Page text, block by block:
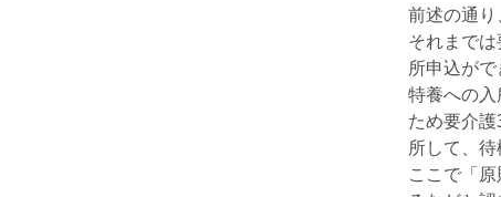
前述の通
それまで
所申込がで
特養への
ため要介
所して、待
ここで「